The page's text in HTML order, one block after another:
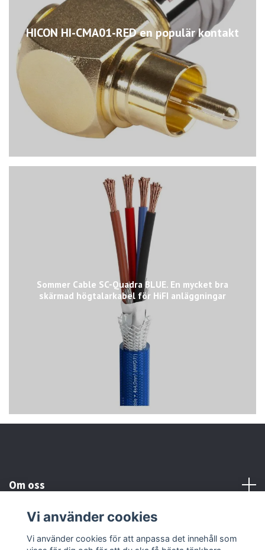
HICON HI-CMA01-RED en populär kontakt
Sommer Cable SC-Quadra BLUE. En mycket bra
skärmad högtalarkabel för HiFI anläggningar
Om oss
Kundtjänst
Vi använder cookies
Vi använder cookies för att anpassa det innehåll som